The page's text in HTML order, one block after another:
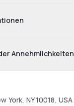
Annehmlichkeiten
York, NY 10018, USA